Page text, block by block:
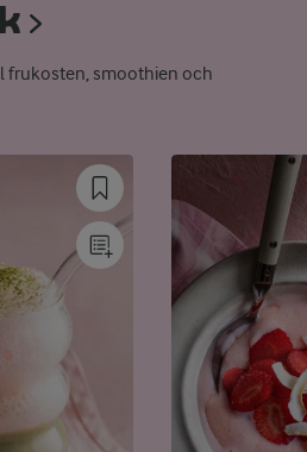
frukosten, smoothien och